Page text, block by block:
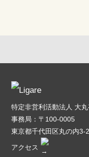
特定非営利活動法人 大
事務局：〒100-0005
東京都千代田区丸の内3-
アクセス